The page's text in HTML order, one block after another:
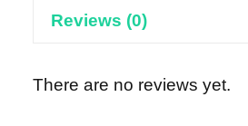
Reviews (0)
There are no reviews yet.